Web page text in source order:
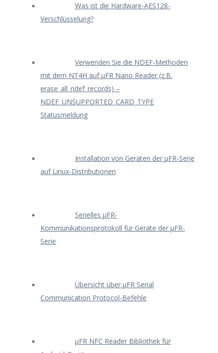
Was ist die Hardware-AES128-
Verschlüsselung?
Verwenden Sie die NDEF-Methoden
mit dem NT4H auf μFR Nano Reader (z.B.
erase_all_ndef_records) –
NDEF_UNSUPPORTED_CARD_TYPE
Statusmeldung
Installation von Geräten der μFR-Serie
auf Linux-Distributionen
Serielles μFR-
Kommunikationsprotokoll für Geräte der μFR-
Serie
Übersicht über μFR Serial
Communication Protocol-Befehle
μFR NFC Reader Bibliothek für